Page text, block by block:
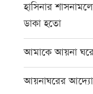
হাসিনার
ডাকা হতো
আমাকে আয়না ঘরে
আয়নাঘরের